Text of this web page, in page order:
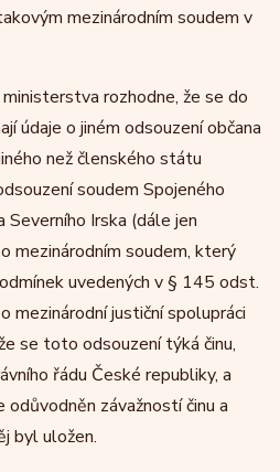
mezinárodním soudem v
ministerstva rozhodne, že se do
údaje o jiném odsouzení občana
než členského státu
soudem Spojeného
Irska (dále jen
mezinárodním soudem, který
uvedených v § 145 odst.
mezinárodní justiční spolupráci
se toto odsouzení týká činu,
řádu České republiky, a
závažností činu a
byl uložen.